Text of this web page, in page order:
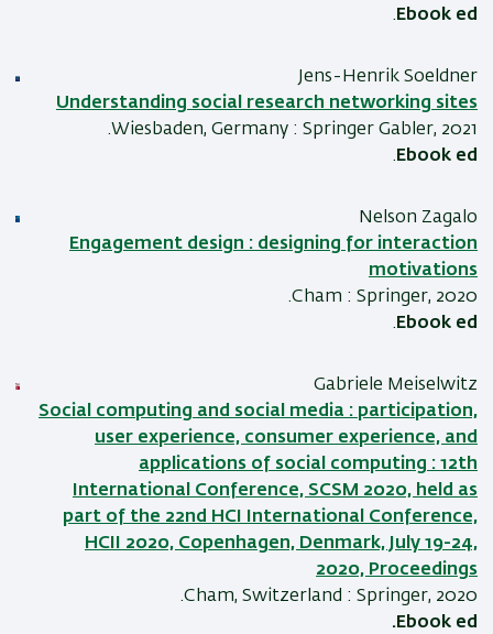
Ebook ed
.
Jens-Henrik Soeldner
Understanding social research networking sites
Wiesbaden, Germany : Springer Gabler, 2021.
Ebook ed
.
Nelson Zagalo
Engagement design : designing for interaction
motivations
Cham : Springer, 2020.
Ebook ed
.
Gabriele Meiselwitz
Social computing and social media : participation,
user experience, consumer experience, and
applications of social computing : 12th
International Conference, SCSM 2020, held as
part of the 22nd HCI International Conference,
HCII 2020, Copenhagen, Denmark, July 19-24,
2020, Proceedings
Cham, Switzerland : Springer, 2020.
Ebook ed.